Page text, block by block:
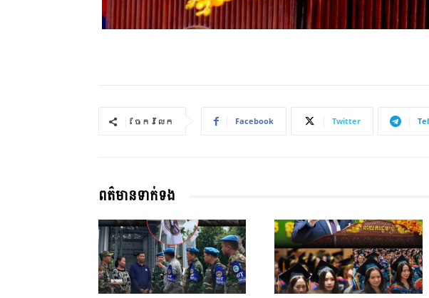
ចែករំលែក Facebook Twitter
ពត៌មានទាក់ទង